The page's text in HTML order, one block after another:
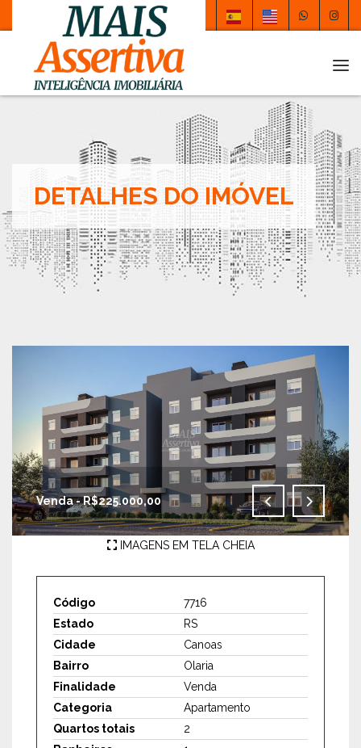
DETALHES DO IMÓVEL
Venda - R$225.000,00
IMAGENS EM TELA CHEIA
Código
7716
Estado
RS
Cidade
Canoas
Bairro
Olaria
Finalidade
Venda
Categoria
Apartamento
Quartos totais
2